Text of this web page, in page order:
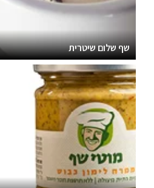
שף שלום שיטרית